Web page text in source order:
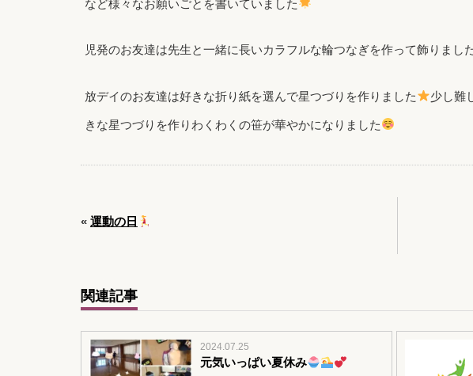
など様々なお願いごとを書いていました
児発のお友達は先生と一緒に長いカラフルな輪つなぎを作って飾りまし
放デイのお友達は好きな折り紙を選んで星つづりを作りました 少し難
きな星つづりを作りわくわくの笹が華やかになりました
« 運動の日
関連記事
2024.07.25
元気いっぱい夏休み